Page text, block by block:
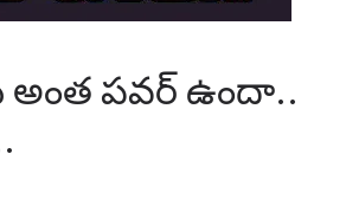
అంత పవర్ ఉందా..